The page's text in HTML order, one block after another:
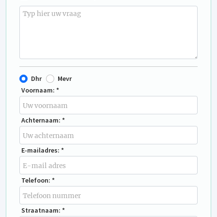
Dhr
Mevr
Voornaam: *
Achternaam: *
E-mailadres: *
Telefoon: *
Straatnaam: *